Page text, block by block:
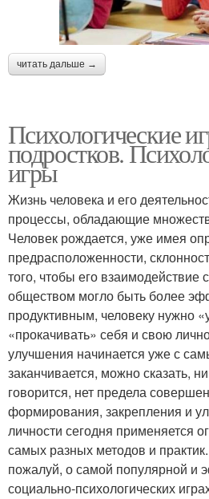
читать дальше →
Психологические
подростков.
игры
Жизнь человека и его
процессы, обладающие
Человек рождается, уже имея
предрасположенности,
того, чтобы его
обществом могло быть более
продуктивным, человеку нужно
«прокачивать» себя и свою
улучшения начинается уже с
заканчивается, можно сказать,
говорится, нет предела
формирования, закрепления и
личности сегодня применяется
самых разных методов и
пожалуй, о самой популярной и
социально-психологических